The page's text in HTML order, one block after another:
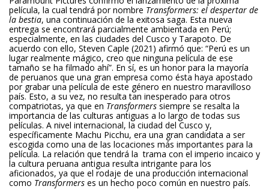
película, la cual tendrá por nombre Transformers: el despertar de
la bestia, una continuación de la exitosa saga. Esta nueva
entrega se encontrará parcialmente ambientada en Perú;
especialmente, en las ciudades del Cusco y Tarapoto. De
acuerdo con ello, Steven Caple (2021) afirmó que: “Perú es un
lugar realmente mágico, creo que ninguna película de ese
tamaño se ha filmado ahí”. En sí, es un honor para la mayoría
de peruanos que una gran empresa como ésta haya apostado
por grabar una película de este género en nuestro maravilloso
país. Esto, a su vez, no resulta tan inesperado para otros
compatriotas, ya que en Transformers siempre se resalta la
importancia de las culturas antiguas a lo largo de todas sus
películas. A nivel internacional, la ciudad del Cusco y,
específicamente Machu Picchu, era una gran candidata a ser
escogida como una de las locaciones más importantes para la
película. La relación que tendrá la trama con el imperio incaico y
la cultura peruana antigua resulta intrigante para los
aficionados, ya que el rodaje de una producción internacional
como Transformers es un hecho poco común en nuestro país.